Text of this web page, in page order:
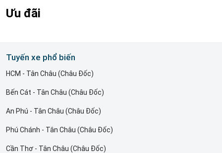
Ưu đãi
Tuyến xe phổ biến
HCM - Tân Châu (Châu Đốc)
Bến Cát - Tân Châu (Châu Đốc)
An Phú - Tân Châu (Châu Đốc)
Phú Chánh - Tân Châu (Châu Đốc)
Cần Thơ - Tân Châu (Châu Đốc)